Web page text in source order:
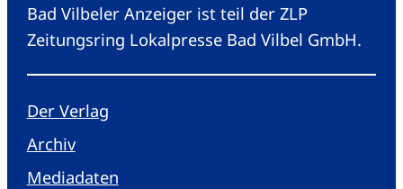
Bad Vilbeler Anzeiger ist teil der ZLP
Zeitungsring Lokalpresse Bad Vilbel GmbH.
Der Verlag
Archiv
Mediadaten